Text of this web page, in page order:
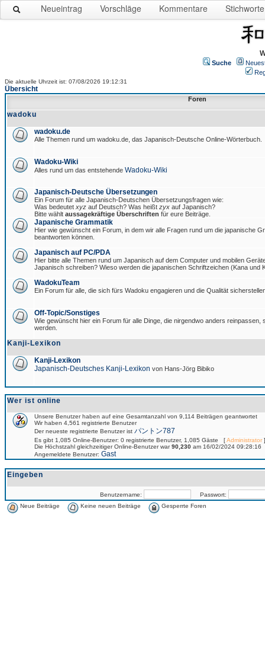
Neueintrag Vorschläge Kommentare Stichworte
Suche
Die aktuelle Uhrzeit ist: 07/08/2026 19:12:31
Übersicht
Foren
wadoku
wadoku.de
Alle Themen rund um wadoku.de, das Japanisch-Deutsche Online-Wörterbuch.
Wadoku-Wiki
Alles rund um das entstehende Wadoku-Wiki
Japanisch-Deutsche Übersetzungen
Ein Forum für alle Japanisch-Deutschen Übersetzungsfragen wie:
Was bedeutet xyz auf Deutsch? Was heißt zyx auf Japanisch?
Bitte wählt aussagekräftige Überschriften für eure Beiträge.
Japanische Grammatik
Hier wie gewünscht ein Forum, in dem wir alle Fragen rund um die japanische
beantworten können.
Japanisch auf PC/PDA
Hier bitte alle Themen rund um Japanisch auf dem Computer und mobilen
Japanisch schreiben? Wieso werden die japanischen Schriftzeichen (Kana und
WadokuTeam
Ein Forum für alle, die sich fürs Wadoku engagieren und die Qualität
Off-Topic/Sonstiges
Wie gewünscht hier ein Forum für alle Dinge, die nirgendwo anders reinpassen,
werden.
Kanji-Lexikon
Kanji-Lexikon
Japanisch-Deutsches Kanji-Lexikon von Hans-Jörg Bibiko
Wer ist online
Unsere Benutzer haben auf eine Gesamtanzahl von 9,114 Beiträgen geantwortet
Wir haben 4,561 registrierte Benutzer
Der neueste registrierte Benutzer ist パントン787
Es gibt 1,085 Online-Benutzer: 0 registrierte Benutzer, 1,085 Gäste [Administrator
Die Höchstzahl gleichzeitiger Online-Benutzer war90,230 am 16/02/2024 09:28:16
Angemeldete Benutzer: Gast
Eingeben
Benutzername:
Passwort:
Neue Beiträge
Keine neuen Beiträge Gesperrte Foren